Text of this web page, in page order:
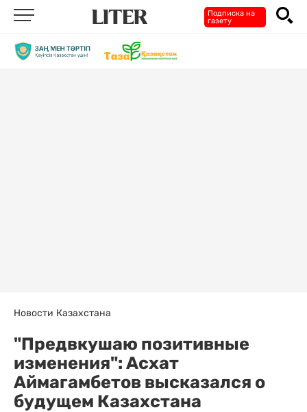
Подписка на
газету
Новости Казахстана
"Предвкушаю позитивные
изменения": Асхат
Аймагамбетов высказался о
будущем Казахстана